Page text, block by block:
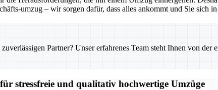
umzug – wir sorgen dafür, dass alles ankommt und Sie sich
Partner? Unser erfahrenes Team steht Ihnen von
stressfreie und qualitativ hochwertige Umzüge